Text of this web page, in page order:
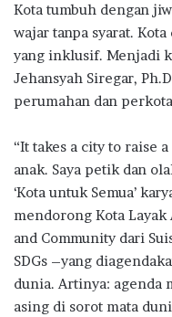
Kota tumbuh dengan
wajar tanpa syarat.
yang inklusif. Menjadi
Jehansyah Siregar,
perumahan dan
“It takes a city to raise
anak. Saya petik dan
‘Kota untuk Semua’
mendorong Kota Layak
and Community dari
SDGs –yang
dunia. Artinya: agenda
asing di sorot mata